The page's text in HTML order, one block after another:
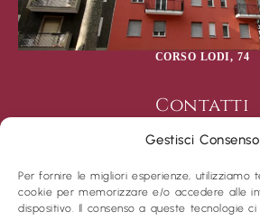
Gestisci Consenso
Per fornire le migliori esperienze, utilizziamo
cookie per memorizzare e/o accedere alle
dispositivo. Il consenso a queste tecnologie
CORSO LODI, 74
Contatti
Immobiliare Del
Via Tagliamento, 2
20139 Milano
+39 02 55231577